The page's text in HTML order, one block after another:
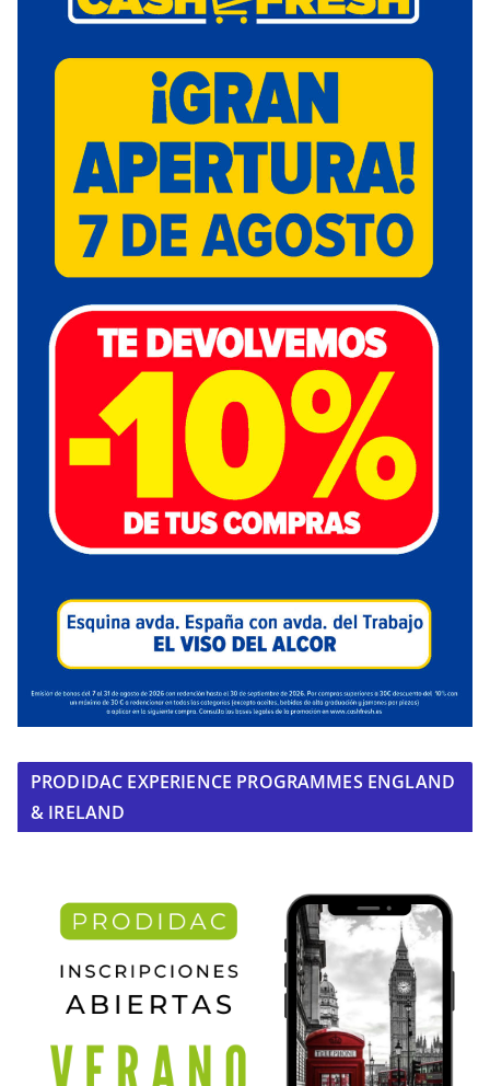
PRODIDAC EXPERIENCE PROGRAMMES ENGLAND
& IRELAND